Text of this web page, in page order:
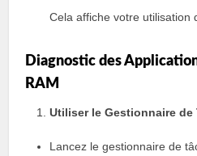
Cela affiche votre utilisation
Diagnostic des
RAM
Utiliser le Gestionnaire de
Lancez le gestionnaire de